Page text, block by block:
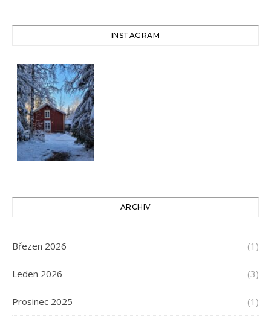
INSTAGRAM
ARCHIV
Březen 2026 (1)
Leden 2026 (3)
Prosinec 2025 (1)